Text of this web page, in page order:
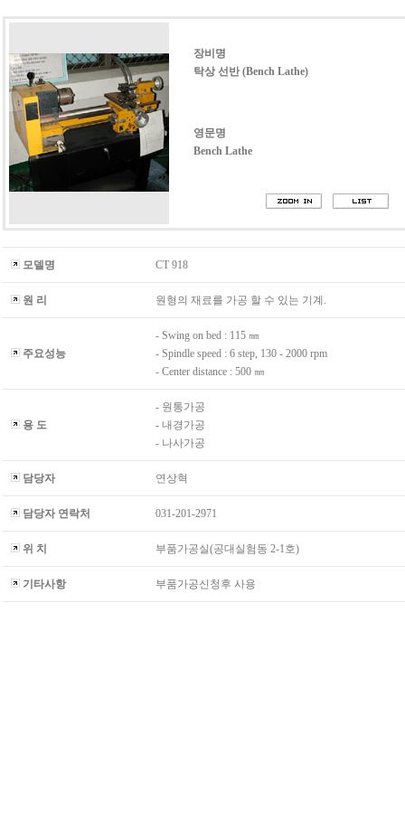
장비명
탁상 선반 (Bench Lathe)
영문명
Bench Lathe
모델명 CT 918
원 리 원형의 재료를 가공 할 수 있는 기계.
주요성능
- Swing on bed : 115 ㎜
- Spindle speed : 6 step, 130 - 2000 rpm
- Center distance : 500 ㎜
용 도
- 원통가공
- 내경가공
- 나사가공
담당자 연상혁
담당자 연락처 031-201-2971
위 치 부품가공실(공대실험동 2-1호)
기타사항 부품가공신청후 사용